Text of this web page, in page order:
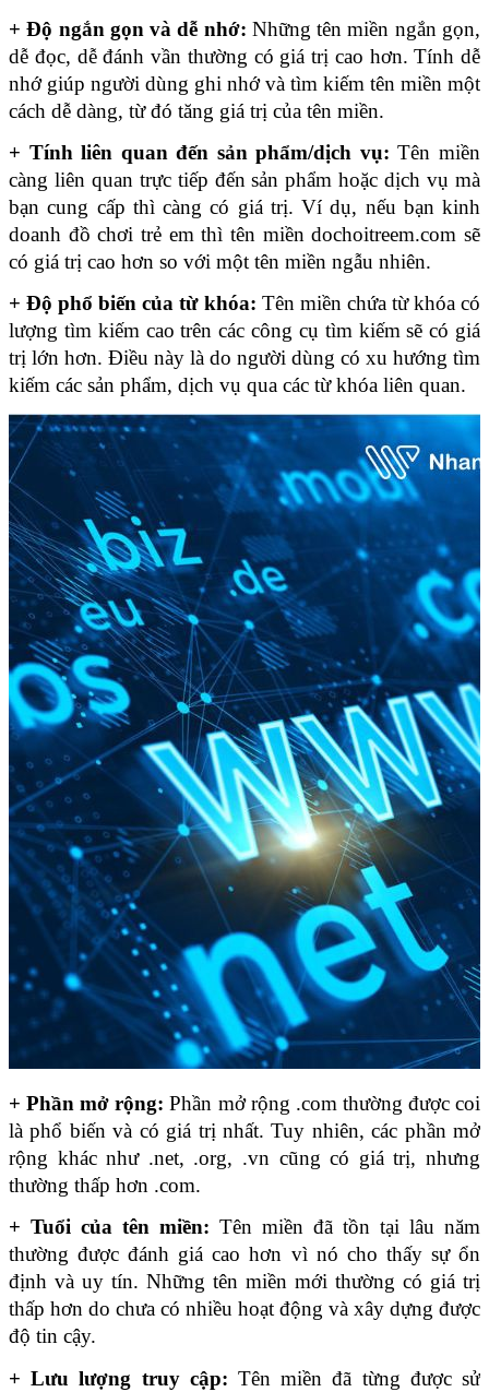
+ Độ ngắn gọn và dễ nhớ: Những tên miền ngắn gọn,
dễ đọc, dễ đánh vần thường có giá trị cao hơn. Tính dễ
nhớ giúp người dùng ghi nhớ và tìm kiếm tên miền một
cách dễ dàng, từ đó tăng giá trị của tên miền.
+ Tính liên quan đến sản phẩm/dịch vụ: Tên miền
càng liên quan trực tiếp đến sản phẩm hoặc dịch vụ mà
bạn cung cấp thì càng có giá trị. Ví dụ, nếu bạn kinh
doanh đồ chơi trẻ em thì tên miền dochoitreem.com sẽ
có giá trị cao hơn so với một tên miền ngẫu nhiên.
+ Độ phổ biến của từ khóa: Tên miền chứa từ khóa có
lượng tìm kiếm cao trên các công cụ tìm kiếm sẽ có giá
trị lớn hơn. Điều này là do người dùng có xu hướng tìm
kiếm các sản phẩm, dịch vụ qua các từ khóa liên quan.
+ Phần mở rộng: Phần mở rộng .com thường được coi
là phổ biến và có giá trị nhất. Tuy nhiên, các phần mở
rộng khác như .net, .org, .vn cũng có giá trị, nhưng
thường thấp hơn .com.
+ Tuổi của tên miền: Tên miền đã tồn tại lâu năm
thường được đánh giá cao hơn vì nó cho thấy sự ổn
định và uy tín. Những tên miền mới thường có giá trị
thấp hơn do chưa có nhiều hoạt động và xây dựng được
độ tin cậy.
+ Lưu lượng truy cập: Tên miền đã từng được sử